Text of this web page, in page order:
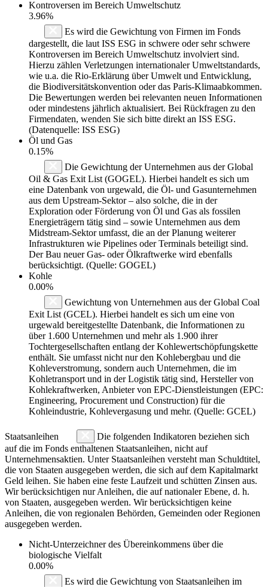
Kontroversen im Bereich Umweltschutz
3.96%
Es wird die Gewichtung von Firmen im Fonds
dargestellt, die laut ISS ESG in schwere oder sehr schwere
Kontroversen im Bereich Umweltschutz involviert sind.
Hierzu zählen Verletzungen internationaler Umweltstandards,
wie u.a. die Rio-Erklärung über Umwelt und Entwicklung,
die Biodiversitätskonvention oder das Paris-Klimaabkommen.
Die Bewertungen werden bei relevanten neuen Informationen
oder mindestens jährlich aktualisiert. Bei Rückfragen zu den
Firmendaten, wenden Sie sich bitte direkt an ISS ESG.
(Datenquelle: ISS ESG)
Öl und Gas
0.15%
Die Gewichtung der Unternehmen aus der Global
Oil & Gas Exit List (GOGEL). Hierbei handelt es sich um
eine Datenbank von urgewald, die Öl- und Gasunternehmen
aus dem Upstream-Sektor – also solche, die in der
Exploration oder Förderung von Öl und Gas als fossilen
Energieträgern tätig sind – sowie Unternehmen aus dem
Midstream-Sektor umfasst, die an der Planung weiterer
Infrastrukturen wie Pipelines oder Terminals beteiligt sind.
Der Bau neuer Gas- oder Ölkraftwerke wird ebenfalls
berücksichtigt. (Quelle: GOGEL)
Kohle
0.00%
Gewichtung von Unternehmen aus der Global Coal
Exit List (GCEL). Hierbei handelt es sich um eine von
urgewald bereitgestellte Datenbank, die Informationen zu
über 1.600 Unternehmen und mehr als 1.900 ihrer
Tochtergesellschaften entlang der Kohlewertschöpfungskette
enthält. Sie umfasst nicht nur den Kohlebergbau und die
Kohleverstromung, sondern auch Unternehmen, die im
Kohletransport und in der Logistik tätig sind, Hersteller von
Kohlekraftwerken, Anbieter von EPC-Dienstleistungen (EPC:
Engineering, Procurement und Construction) für die
Kohleindustrie, Kohlevergasung und mehr. (Quelle: GCEL)
Staatsanleihen
Die folgenden Indikatoren beziehen sich
auf die im Fonds enthaltenen Staatsanleihen, nicht auf
Unternehmensaktien. Unter Staatsanleihen versteht man Schuldtitel,
die von Staaten ausgegeben werden, die sich auf dem Kapitalmarkt
Geld leihen. Sie haben eine feste Laufzeit und schütten Zinsen aus.
Wir berücksichtigen nur Anleihen, die auf nationaler Ebene, d. h.
von Staaten, ausgegeben werden. Wir berücksichtigen keine
Anleihen, die von regionalen Behörden, Gemeinden oder Regionen
ausgegeben werden.
Nicht-Unterzeichner des Übereinkommens über die
biologische Vielfalt
0.00%
Es wird die Gewichtung von Staatsanleihen im